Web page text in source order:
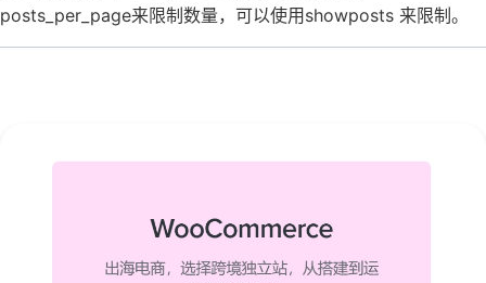
posts_per_page来限制数量，可以使用showposts 来限制。